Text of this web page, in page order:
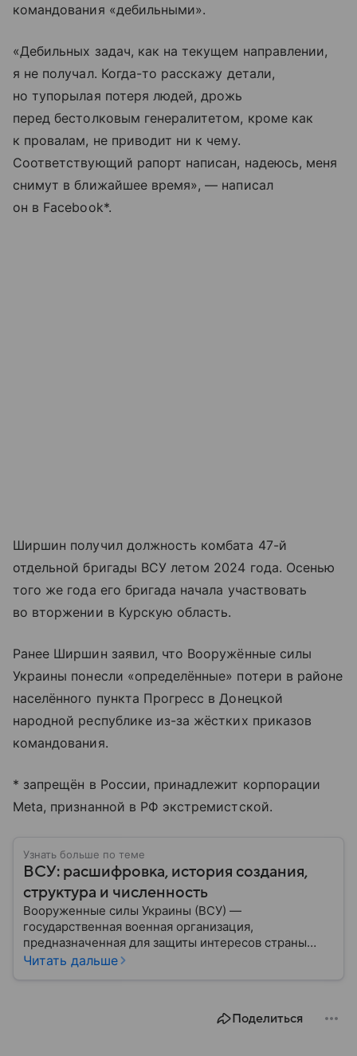
командования «дебильными».
«Дебильных задач, как на текущем направлении,
я не получал. Когда-то расскажу детали,
но тупорылая потеря людей, дрожь
перед бестолковым генералитетом, кроме как
к провалам, не приводит ни к чему.
Соответствующий рапорт написан, надеюсь, меня
снимут в ближайшее время», — написал
он в Facebook*.
Ширшин получил должность комбата 47-й
отдельной бригады ВСУ летом 2024 года. Осенью
того же года его бригада начала участвовать
во вторжении в Курскую область.
Ранее Ширшин заявил, что Вооружённые силы
Украины понесли «определённые» потери в районе
населённого пункта Прогресс в Донецкой
народной республике из-за жёстких приказов
командования.
* запрещён в России, принадлежит корпорации
Meta, признанной в РФ экстремистской.
Узнать больше по теме
ВСУ: расшифровка, история создания,
структура и численность
Вооруженные силы Украины (ВСУ) —
государственная военная организация,
предназначенная для защиты интересов страны
военным путем. Была создана после
Читать дальше
Поделиться